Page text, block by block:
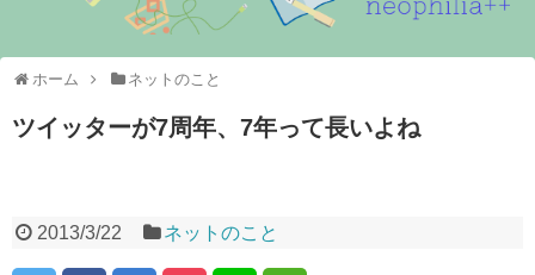
ホーム ネットのこと
ツイッターが7周年、7年って長いよね
2013/3/22 ネットのこと